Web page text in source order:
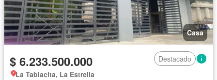
Casa
$ 6.233.500.000
Destacado
La Tablacita, La Estrella